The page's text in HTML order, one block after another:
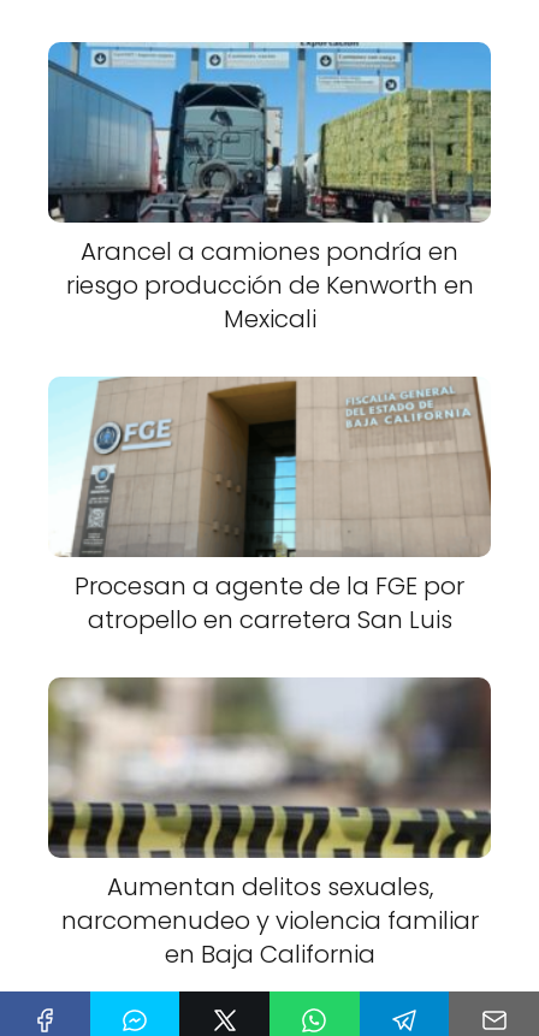
Arancel a camiones pondría en
riesgo producción de Kenworth en
Mexicali
Procesan a agente de la FGE por
atropello en carretera San Luis
Aumentan delitos sexuales,
narcomenudeo y violencia familiar
en Baja California